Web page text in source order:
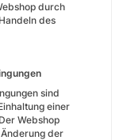
durch
des
sind
einer
Webshop
der